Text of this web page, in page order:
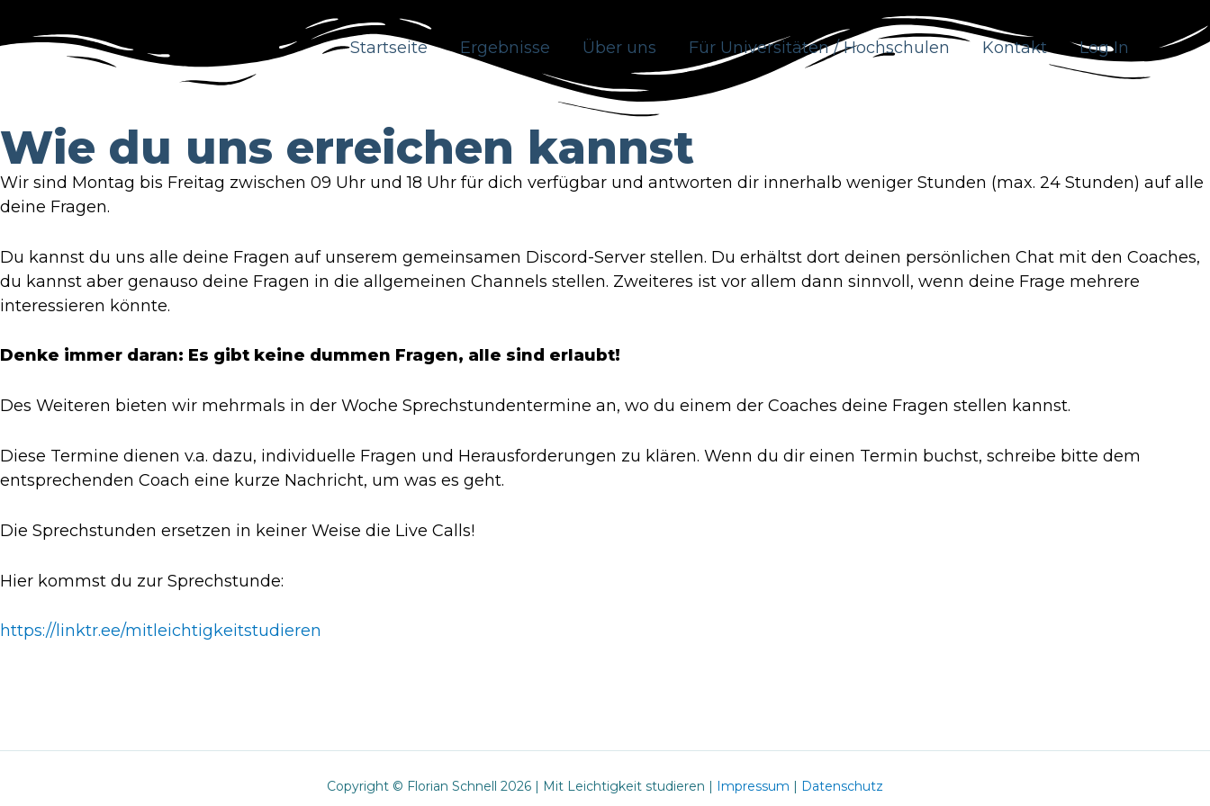
Startseite Ergebnisse Über uns Für Universitäten / Hochschulen Kontakt Log In
Wie du uns erreichen kannst
Wir sind Montag bis Freitag zwischen 09 Uhr und 18 Uhr für dich verfügbar und antworten dir innerhalb weniger Stunden (max. 24 Stunden) auf alle
deine Fragen.
Du kannst du uns alle deine Fragen auf unserem gemeinsamen Discord-Server stellen. Du erhältst dort deinen persönlichen Chat mit den Coaches,
du kannst aber genauso deine Fragen in die allgemeinen Channels stellen. Zweiteres ist vor allem dann sinnvoll, wenn deine Frage mehrere
interessieren könnte.
Denke immer daran: Es gibt keine dummen Fragen, alle sind erlaubt!
Des Weiteren bieten wir mehrmals in der Woche Sprechstundentermine an, wo du einem der Coaches deine Fragen stellen kannst.
Diese Termine dienen v.a. dazu, individuelle Fragen und Herausforderungen zu klären. Wenn du dir einen Termin buchst, schreibe bitte dem
entsprechenden Coach eine kurze Nachricht, um was es geht.
Die Sprechstunden ersetzen in keiner Weise die Live Calls!
Hier kommst du zur Sprechstunde:
https://linktr.ee/mitleichtigkeitstudieren
Copyright © Florian Schnell 2026 | Mit Leichtigkeit studieren | Impressum | Datenschutz